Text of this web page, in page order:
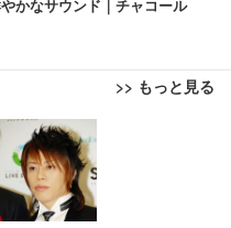
かなサウンド｜チャコール
>> もっと見る
ェア 椅子 テレワーク 疲れな
スト コンパクト 約105度ロッ
度回転 座面昇降 強化ナイロ
ッシュ 在宅ワーク H-WY01
ミアムモニター | FlexScan
4K UHD・USB Type-C・ホワ
ットシーツ 薄型 レギュラー 1
ワイト 300枚